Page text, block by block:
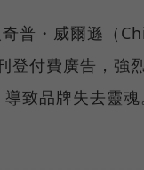
普・威爾遜（
付費廣告，強
致品牌失去靈魂